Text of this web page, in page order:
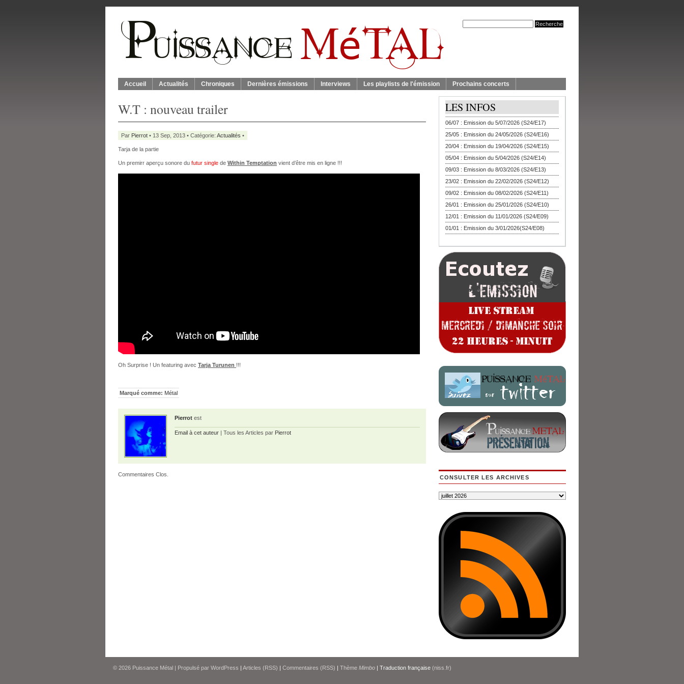
Accueil Actualités Chroniques Dernières émissions Interviews Les playlists de l'émission Prochains concerts
W.T : nouveau trailer
Par Pierrot • 13 Sep, 2013 • Catégorie: Actualités •
Tarja de la partie
Un premirr aperçu sonore du futur single de Within Temptation vient d’être mis en ligne !!!
Oh Surprise ! Un featuring avec Tarja Turunen !!!
Marqué comme: Métal
Pierrot est
Email à cet auteur | Tous les Articles par Pierrot
Commentaires Clos.
LES INFOS
06/07 : Emission du 5/07/2026 (S24/E17)
25/05 : Emission du 24/05/2026 (S24/E16)
20/04 : Emission du 19/04/2026 (S24/E15)
05/04 : Emission du 5/04/2026 (S24/E14)
09/03 : Emission du 8/03/2026 (S24/E13)
23/02 : Emission du 22/02/2026 (S24/E12)
09/02 : Emission du 08/02/2026 (S24/E11)
26/01 : Emission du 25/01/2026 (S24/E10)
12/01 : Emission du 11/01/2026 (S24/E09)
01/01 : Emission du 3/01/2026(S24/E08)
CONSULTER LES ARCHIVES
© 2026 Puissance Métal | Propulsé par WordPress | Articles (RSS) | Commentaires (RSS) | Thème Mimbo | Traduction française (niss.fr)